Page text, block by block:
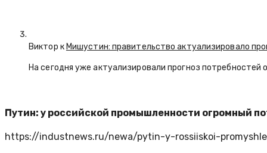
Виктор кМишустин: правительство актуализировало
На сегодня уже актуализировали прогноз
Путин: у российской промышленности огромный
https://industnews.ru/newa/pytin-y-rossiiskoi-